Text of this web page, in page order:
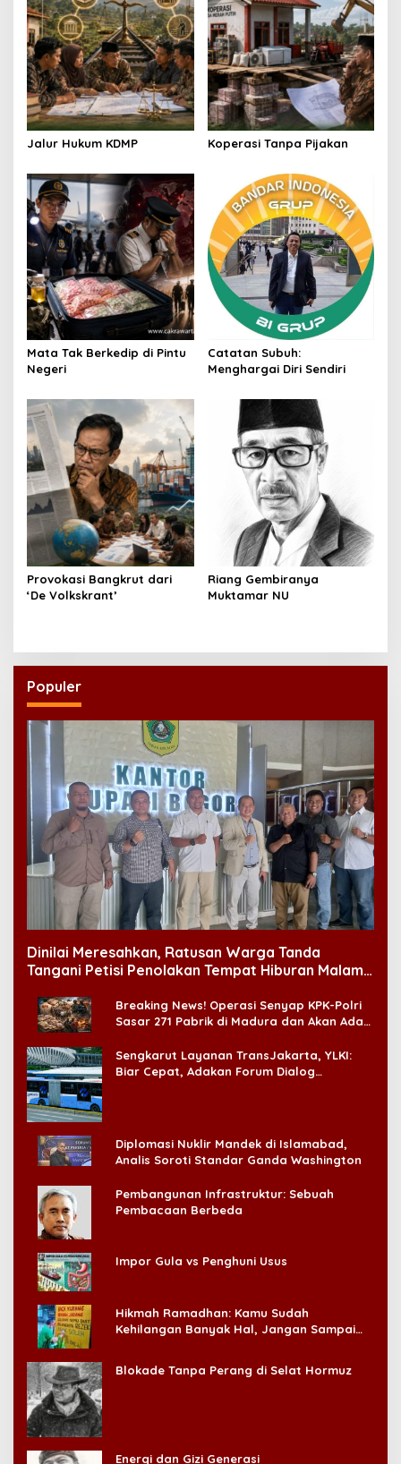
g
a
t
i
o
n
Jalur Hukum KDMP Koperasi Tanpa Pijakan
Mata Tak Berkedip di Pintu
Negeri
Catatan Subuh:
Menghargai Diri Sendiri
Provokasi Bangkrut dari
‘De Volkskrant’
Riang Gembiranya
Muktamar NU
Populer
Dinilai Meresahkan, Ratusan Warga Tanda
Tangani Petisi Penolakan Tempat Hiburan Malam
Breaking News! Operasi Senyap KPK-Polri
Sasar 271 Pabrik di Madura dan Akan Ada
Sengkarut Layanan TransJakarta, YLKI:
Biar Cepat, Adakan Forum Dialog
Diplomasi Nuklir Mandek di Islamabad,
Analis Soroti Standar Ganda Washington
Pembangunan Infrastruktur: Sebuah
Pembacaan Berbeda
Impor Gula vs Penghuni Usus
Hikmah Ramadhan: Kamu Sudah
Kehilangan Banyak Hal, Jangan Sampai
Blokade Tanpa Perang di Selat Hormuz
Energi dan Gizi Generasi